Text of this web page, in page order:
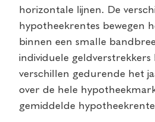
horizontale lijnen. De
hypotheekrentes bewegen
binnen een smalle
individuele geldverstrekkers
verschillen gedurende het
over de hele
gemiddelde